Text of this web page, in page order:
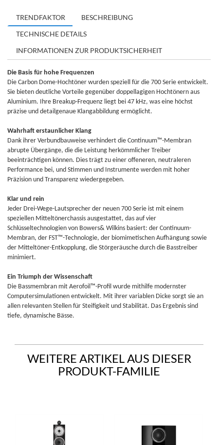
TRENDFAKTOR
BESCHREIBUNG
TECHNISCHE DETAILS
INFORMATIONEN ZUR PRODUKTSICHERHEIT
Die Basis für hohe Frequenzen
Die Carbon Dome-Hochtöner wurden speziell für die 700 Serie entwickelt.
Sie bieten deutliche Vorteile gegenüber doppellagigen Hochtönern aus
Aluminium. Ihre Breakup-Frequenz liegt bei 47 kHz, was eine höchst
präzise und detailgenaue Klangabbildung ermöglicht.
Wahrhaft erstaunlicher Klang
Dank ihrer Verbundbauweise verhindert die Continuum™-Membran
abrupte Übergänge, die die Leistung herkömmlicher Treiber
beeinträchtigen können. Dies trägt zu einer offeneren, neutraleren
Performance bei, und Stimmen und Instrumente werden mit hoher
Präzision und Transparenz wiedergegeben.
Klar und rein
Jeder Drei-Wege-Lautsprecher der neuen 700 Serie ist mit einem
speziellen Mitteltönerchassis ausgestattet, das auf vier
Schlüsseltechnologien von Bowers& Wilkins basiert: der Continuum-
Membran, der FST™-Technologie, der biomimetischen Aufhängung sowie
der Mitteltöner-Entkopplung, die Störgeräusche durch die Basstreiber
minimiert.
Ein Triumph der Wissenschaft
Die Bassmembran mit Aerofoil™-Profil wurde mithilfe modernster
Computersimulationen entwickelt. Mit ihrer variablen Dicke sorgt sie an
allen relevanten Stellen für Steifigkeit und Stabilität. Das Ergebnis sind
tiefe, dynamische Bässe.
WEITERE ARTIKEL AUS DIESER
PRODUKT-FAMILIE